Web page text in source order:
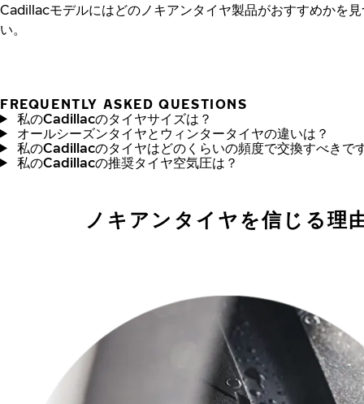
Cadillacモデルにはどのノキアンタイヤ製品がおすすめかを
い。
FREQUENTLY ASKED QUESTIONS
私のCadillacのタイヤサイズは？
オールシーズンタイヤとウィンタータイヤの違いは？
私のCadillacのタイヤはどのくらいの頻度で交換すべきで
私のCadillacの推奨タイヤ空気圧は？
ノキアンタイヤを信じる理